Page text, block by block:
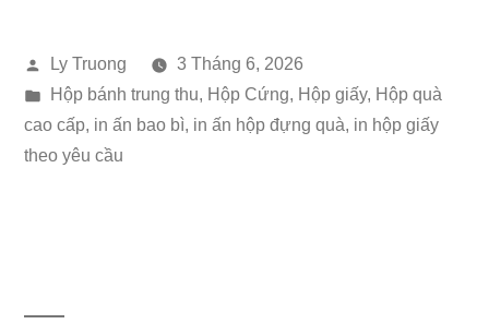
Thu
MoMo
–
Đăng
bởi
Ly Truong
3 Tháng 6, 2026
Đăng
trong
Hộp bánh trung thu, Hộp Cứng, Hộp giấy, Hộp quà
cao cấp, in ấn bao bì, in ấn hộp đựng quà, in hộp giấy
theo yêu cầu